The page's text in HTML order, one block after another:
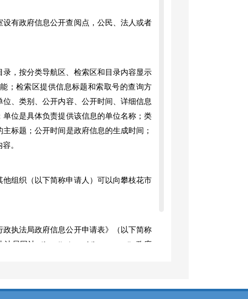
有政府信息公开查阅点，公民、法人或者
，按分类导航区、检索区和目录内容显示
；检索区提供信息标题和索取号的查询方
、类别、公开内容、公开时间、详细信息
位是具体负责提供该信息的单位名称；类
标题；公开时间是政府信息的生成时间；
。
组织（以下简称申请人）可以向攀枝花市
执法局政府信息公开申请表》（以下简称
局网站（http://cgj.panzhihua.gov.cn/）政府
申请，但申请人可以通过电话咨询相应的